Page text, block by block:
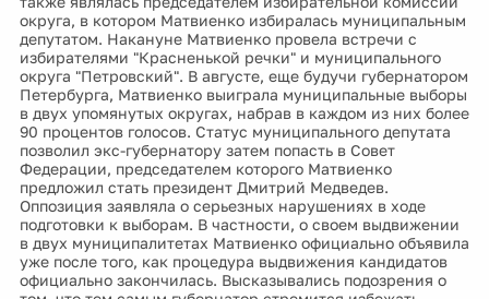
округа, в котором Матвиенко избиралась муниципальным
депутатом. Накануне Матвиенко провела встречи с
избирателями "Красненькой речки" и муниципального
округа "Петровский". В августе, еще будучи губернатором
Петербурга, Матвиенко выиграла муниципальные выборы
в двух упомянутых округах, набрав в каждом из них более
90 процентов голосов. Статус муниципального депутата
позволил экс-губернатору затем попасть в Совет
Федерации, председателем которого Матвиенко
предложил стать президент Дмитрий Медведев.
Оппозиция заявляла о серьезных нарушениях в ходе
подготовки к выборам. В частности, о своем выдвижении
в двух муниципалитетах Матвиенко официально объявила
уже после того, как процедура выдвижения кандидатов
официально закончилась. Высказывались подозрения о